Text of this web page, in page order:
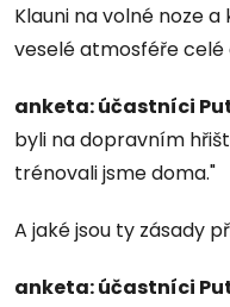
Klauni na volné noze
veselé atmosféře celé
anketa: účastníci
byli na dopravním
trénovali jsme doma."
A jaké jsou ty zásady
anketa: účastníci